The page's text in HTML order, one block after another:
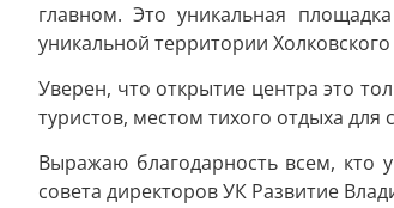
главном. Это уникальная
уникальной территории
Уверен, что открытие центра это
туристов, местом тихого отдыха для
Выражаю благодарность всем, кто
совета директоров УК Развитие